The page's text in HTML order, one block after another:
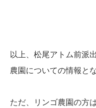
以上、松尾アトム前派
農園についての情報と
ただ、リンゴ農園の方